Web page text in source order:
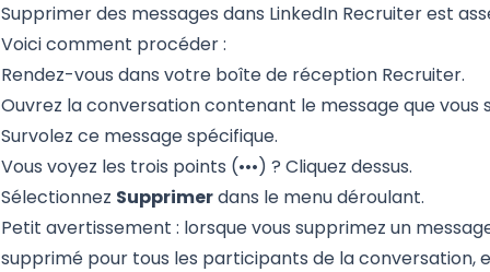
Supprimer des messages dans LinkedIn Recruiterest
Voici comment procéder :
Rendez-vous dans votre boîte de réception Recruiter.
Ouvrez la conversation contenant le message que vous
Survolez ce message spécifique.
Vous voyez les trois points (•••) ? Cliquez dessus.
Sélectionnez Supprimerdans le menu déroulant.
Petit avertissement : lorsque vous supprimez un
supprimé pour tous les participants de la conversation,